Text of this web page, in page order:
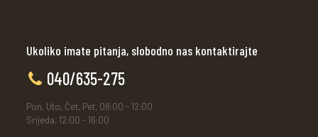
Ukoliko imate pitanja, slobodno nas kontaktirajte
040/635-275
Pon, Uto, Čet, Pet, 08:00 - 12:00
Srijeda, 12:00 - 16:00